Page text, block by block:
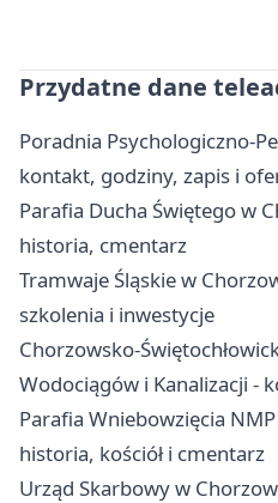
Przydatne dane
Poradnia Psychologiczno-
kontakt, godziny, zapis i
Parafia Ducha Świętego w
historia, cmentarz
Tramwaje Śląskie w
szkolenia i inwestycje
Chorzowsko-
Wodociągów i Kanalizacji -
Parafia Wniebowzięcia
historia, kościół i cmentarz
Urząd Skarbowy w